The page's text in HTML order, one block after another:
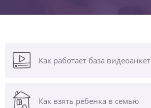
Как работает база видеоанкет
Как взять ребенка в семью